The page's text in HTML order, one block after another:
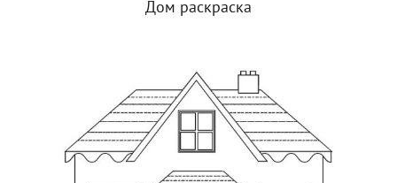
Дом раскраска